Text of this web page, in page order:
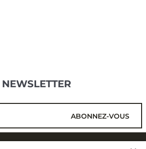
NEWSLETTER
ABONNEZ-VOUS